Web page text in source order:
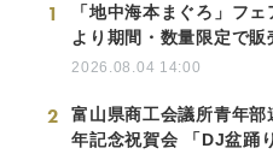
1
「地中海本まぐろ」フェ
より期間・数量限定で販
2026.08.04 14:00
2
富山県商工会議所青年部
年記念祝賀会 「DJ盆踊